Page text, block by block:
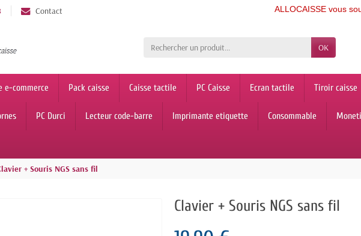
Contact
OK
ALLOCAISSE vous
e-commerce Pack caisse Caisse tactile PC Caisse Ecran tactile Tiroir caisse
PC Durci Lecteur code-barre Imprimante etiquette Consommable
+ Souris NGS sans fil
Clavier + Souris NGS sans fil